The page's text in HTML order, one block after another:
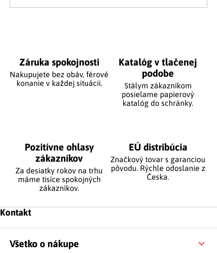
Záruka spokojnosti
Nakupujete bez obáv, férové
​​konanie v každej situácii.
Katalóg v tlačenej
podobe
Stálym zákazníkom
posielame papierový
katalóg do schránky.
Pozitívne ohlasy
zákazníkov
Za desiatky rokov na trhu
máme tisíce spokojných
zákazníkov.
EÚ distribúcia
Značkový tovar s garanciou
pôvodu. Rýchle odoslanie z
Česka.
Zápätie
Kontakt
Všetko o nákupe